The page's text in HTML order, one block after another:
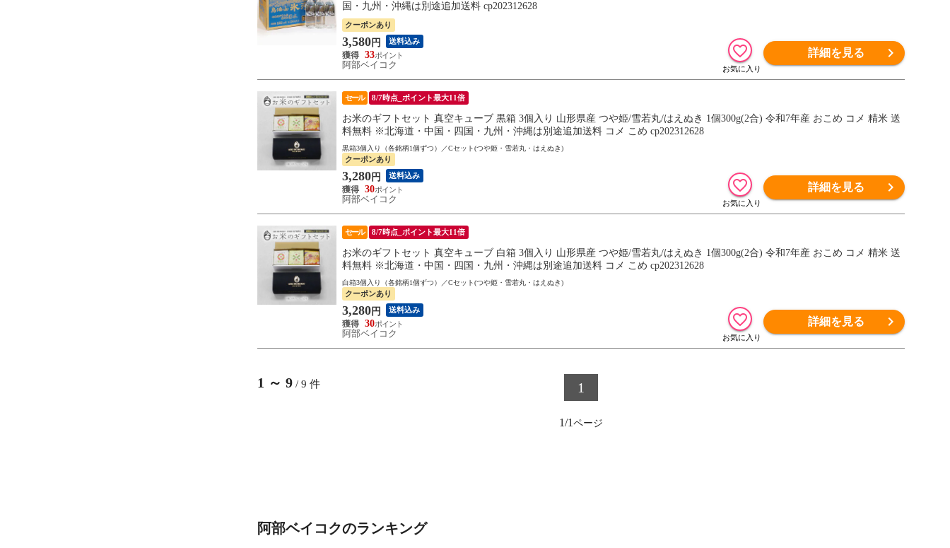
国・九州・沖縄は別途追加送料 cp202312628
クーポンあり
3,580 円 送料込み
33
阿部ベイコク
詳細を見る
セール 8/7時点_ポイント最大11倍
お米のギフトセット 真空キューブ 黒箱 3個入り 山形県産 つや姫/雪若丸/はえぬき 1個300g(2合) 令和7年産 おこめ コメ 精米 送
料無料 ※北海道・中国・四国・九州・沖縄は別途追加送料 コメ こめ cp202312628
黒箱3個入り（各銘柄1個ずつ）／Cセット(つや姫・雪若丸・はえぬき)
クーポンあり
3,280 円 送料込み
30
阿部ベイコク
詳細を見る
セール 8/7時点_ポイント最大11倍
お米のギフトセット 真空キューブ 白箱 3個入り 山形県産 つや姫/雪若丸/はえぬき 1個300g(2合) 令和7年産 おこめ コメ 精米 送
料無料 ※北海道・中国・四国・九州・沖縄は別途追加送料 コメ こめ cp202312628
白箱3個入り（各銘柄1個ずつ）／Cセット(つや姫・雪若丸・はえぬき)
クーポンあり
3,280 円 送料込み
30
阿部ベイコク
詳細を見る
1 ～ 9 / 9 件 1
1/1
阿部ベイコクのランキング